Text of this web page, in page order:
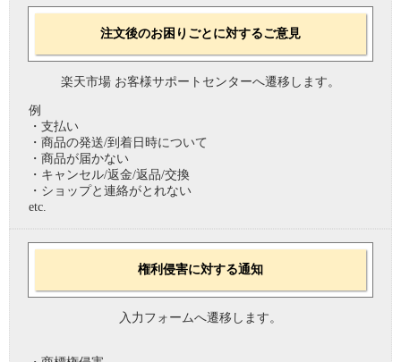
注文後のお困りごとに対するご意見
楽天市場 お客様サポートセンターへ遷移します。
例
・支払い
・商品の発送/到着日時について
・商品が届かない
・キャンセル/返金/返品/交換
・ショップと連絡がとれない
etc.
権利侵害に対する通知
入力フォームへ遷移します。